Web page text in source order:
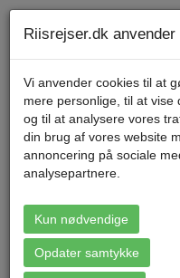
Booking:
Flodkrydstogt
Riisrejser.dk anvender
Vi anvender cookies til at
mere personlige, til at
og til at analysere vores
din brug af vores website
annoncering på sociale
analysepartnere.
Kun nødvendige
Opdater samtykke